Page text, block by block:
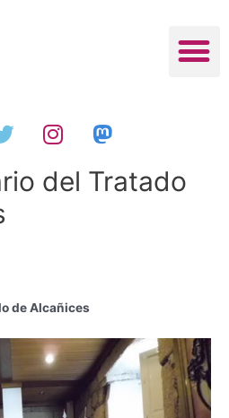
del Tratado
de Alcañices